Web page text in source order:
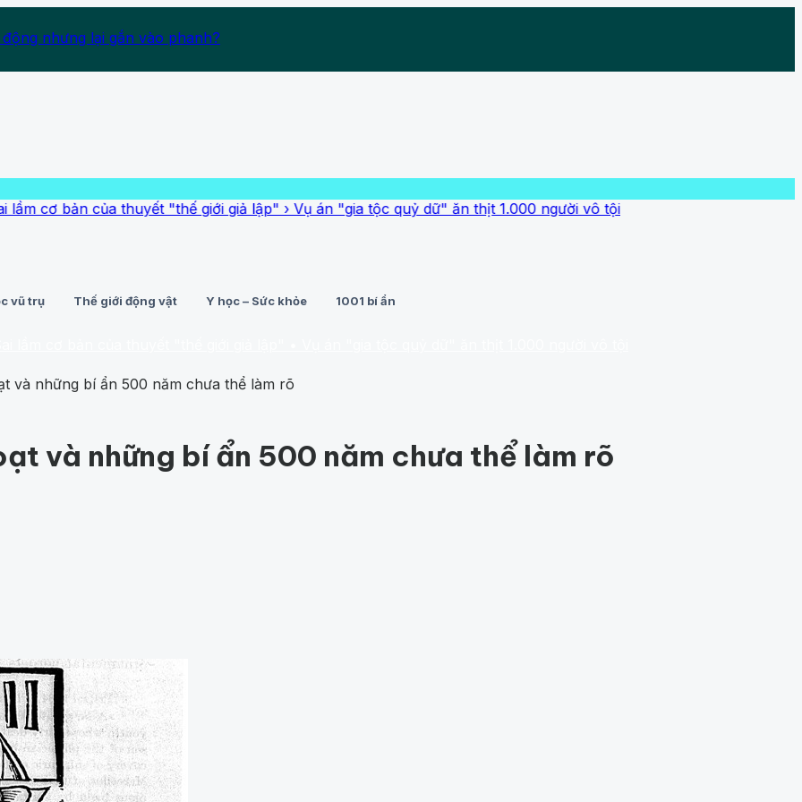
nhưng lại gắn vào phanh?
của thuyết "thế giới giả lập"› Vụ án "gia tộc quỷ dữ" ăn thịt 1.000 người vô tội
vũ trụ Thế giới động vật Y học – Sức khỏe 1001 bí ẩn
và những bí ẩn 500 năm chưa thể làm rõ
và những bí ẩn 500 năm chưa thể làm rõ